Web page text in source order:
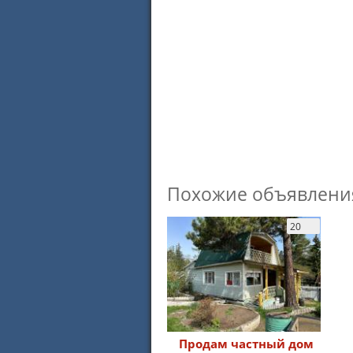
Похожие
20
Продам частный дом